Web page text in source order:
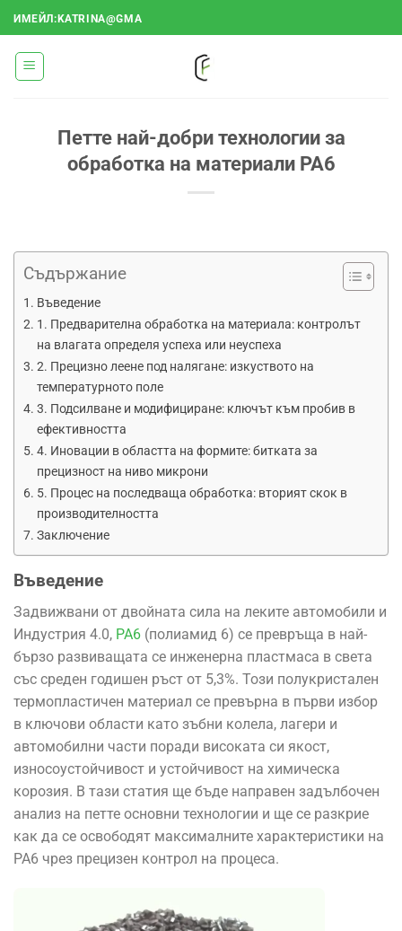
Преминаване
към
съдържанието
ИМЕЙЛ:KATRINA@GMA
Петте най-добри технологии за
обработка на материали PA6
Съдържание
Въведение
1. Предварителна обработка на материала: контролът
на влагата определя успеха или неуспеха
2. Прецизно леене под налягане: изкуството на
температурното поле
3. Подсилване и модифициране: ключът към пробив в
ефективността
4. Иновации в областта на формите: битката за
прецизност на ниво микрони
5. Процес на последваща обработка: вторият скок в
производителността
Заключение
Въведение
Задвижвани от двойната сила на леките автомобили и
Индустрия 4.0, PA6 (полиамид 6) се превръща в най-
бързо развиващата се инженерна пластмаса в света
със среден годишен ръст от 5,3%. Този полукристален
термопластичен материал се превърна в първи избор
в ключови области като зъбни колела, лагери и
автомобилни части поради високата си якост,
износоустойчивост и устойчивост на химическа
корозия. В тази статия ще бъде направен задълбочен
анализ на петте основни технологии и ще се разкрие
как да се освободят максималните характеристики на
PA6 чрез прецизен контрол на процеса.